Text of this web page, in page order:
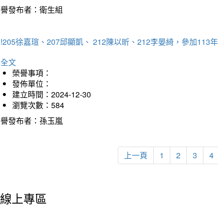
發布者：衛生組
徐嘉瑄、207邱顯凱、 212陳以昕、212李晏綺，參加113
文
榮譽事項：
發佈單位：
建立時間：2024-12-30
瀏覽次數：584
發布者：孫玉嵐
上一頁 1 2 3 4
線上專區